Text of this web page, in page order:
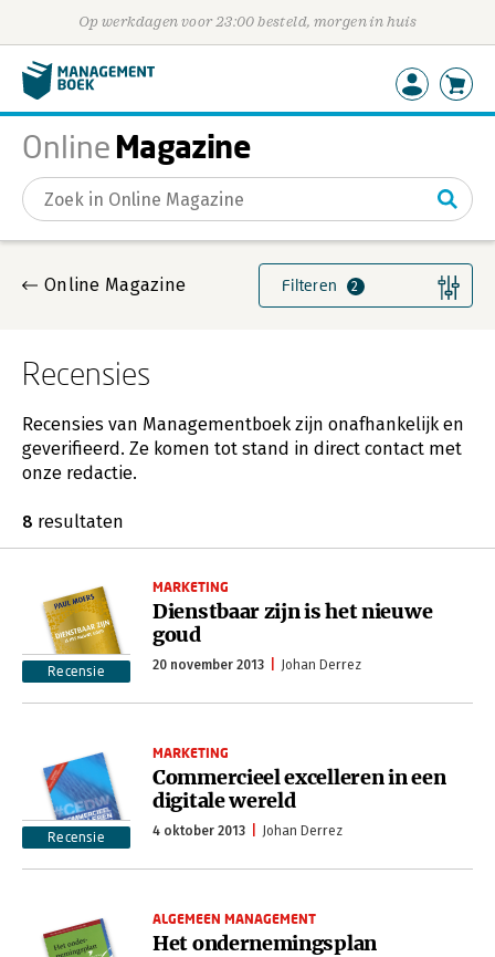
Op werkdagen voor 23:00 besteld, morgen in huis
Online Magazine
Gevonden artikelen
Online Magazine Filteren 2
Recensies
Recensies van Managementboek zijn onafhankelijk en
geverifieerd. Ze komen tot stand in direct contact met
onze redactie.
8 resultaten
Recensie
MARKETING
Dienstbaar zijn is het nieuwe
goud
20 november 2013 Johan Derrez
Recensie
MARKETING
Commercieel excelleren in een
digitale wereld
4 oktober 2013 Johan Derrez
ALGEMEEN MANAGEMENT
Het ondernemingsplan